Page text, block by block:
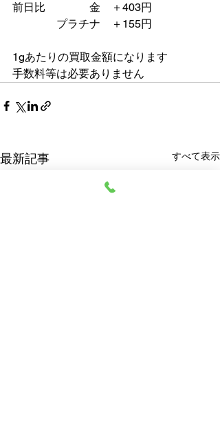
前日比　　　　金　＋403円
プラチナ    ＋155円
1gあたりの買取金額になります
手数料等は必要ありません
最新記事 すべて表示